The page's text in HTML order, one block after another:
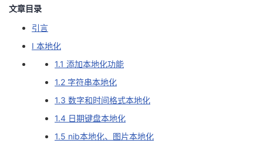
页
开
文章目录
引言
I 本地化
1.1 添加本地化功能
1.2 字符串本地化
1.3 数字和时间格式本地化
1.4 日期键盘本地化
1.5 nib本地化、图片本地化